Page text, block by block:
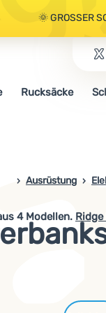
🌞 GROSSER
🤫 - 10 % AUF
🌞 GROSSER
Rucksäcke
4campingshop.de
Ausrüstung
4 Modellen.